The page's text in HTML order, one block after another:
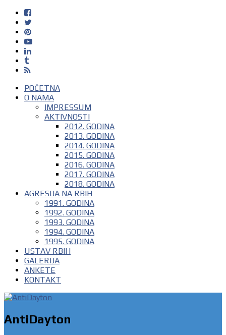
POČETNA
O NAMA
IMPRESSUM
AKTIVNOSTI
2012. GODINA
2013. GODINA
2014. GODINA
2015. GODINA
2016. GODINA
2017. GODINA
2018. GODINA
AGRESIJA NA RBIH
1991. GODINA
1992. GODINA
1993. GODINA
1994. GODINA
1995. GODINA
USTAV RBIH
GALERIJA
ANKETE
KONTAKT
AntiDayton